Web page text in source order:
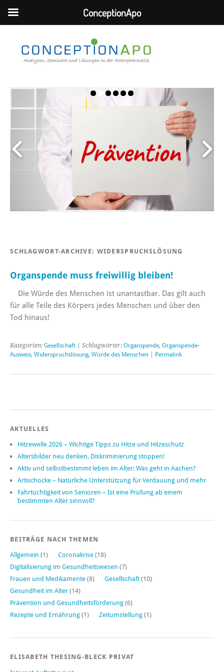
SCHLAGWORT-ARCHIVE: WIDERSPRUCHSLÖSUNG
Organspende muss freiwillig bleiben!
Die Würde des Menschen ist unantastbar. Das gilt auch
für alle Teile des Körpers jedes Menschen und über den
Tod hinaus!
Kategorien: Gesellschaft | Schlagwörter: Organspende, Organspende-
Ausweis, Widerspruchslösung, Würde des Menschen Permalink
AKTUELLES
Hitzewelle 2026 – Wichtige Tipps zu Hitze und Hitzeschutz
Altersbilder neu denken, Diskriminierung stoppen!
Aktiv und selbstbestimmt leben im Alter: Was geht in Aachen?
Artischocke – Natürliche Unterstützung für Verdauung und mehr
Fahrtüchtigkeit von Senioren – Ist eine Prüfung ab einem
bestimmten Alter sinnvoll?
BEITRÄGE NACH THEMEN
Allgemein (1) Coronakrise (18)
Digitalisierung im Gesundheitswesen (7)
Frauen und Medikamente (8) Gesellschaft (10)
Gesundheit im Alter (14)
Prävention und Gesundheitsförderung (6)
Rezepte und Ernährung (1) Zeitumstellung (1)
ELISABETH THESING-BLECK PRIVAT
ConceptionApo